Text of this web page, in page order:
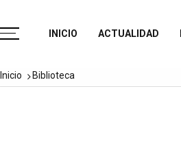
INICIO ACTUALIDAD
Inicio Biblioteca